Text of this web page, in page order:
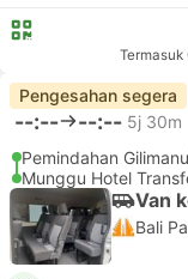
Termasuk
Pengesahan segera
--:-- --:-- 5j 30m
Pemindahan
Munggu Hotel
Van
Bali